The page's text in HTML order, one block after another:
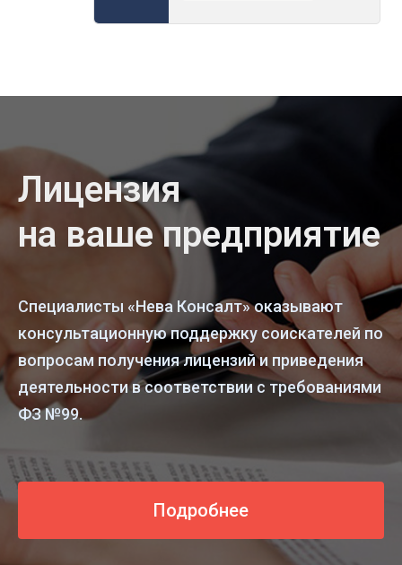
Лицензия
на ваше предприятие
Специалисты «Нева Консалт» оказывают
консультационную поддержку соискателей по
вопросам получения лицензий и приведения
деятельности в соответствии с требованиями
ФЗ №99.
Подробнее